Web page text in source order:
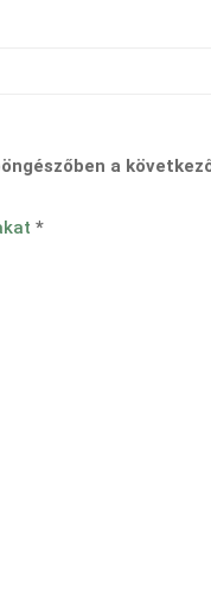
a
*